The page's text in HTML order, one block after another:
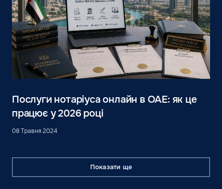
Послуги нотаріуса онлайн в ОАЕ: як це
працює у 2026 році
08 Травня 2024
Показати ще